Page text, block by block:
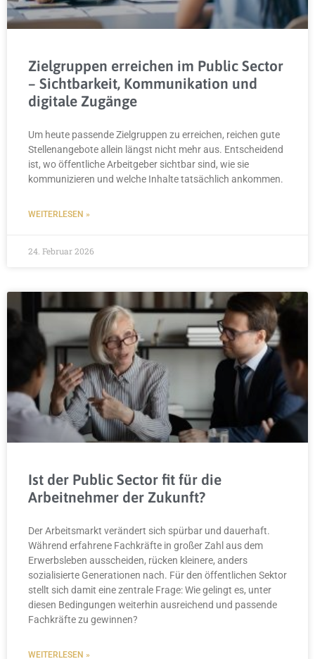
Zielgruppen erreichen im Public Sector
– Sichtbarkeit, Kommunikation und
digitale Zugänge
Um heute passende Zielgruppen zu erreichen, reichen gute
Stellenangebote allein längst nicht mehr aus. Entscheidend
ist, wo öffentliche Arbeitgeber sichtbar sind, wie sie
kommunizieren und welche Inhalte tatsächlich ankommen.
WEITERLESEN »
24. Februar 2026
Ist der Public Sector fit für die
Arbeitnehmer der Zukunft?
Der Arbeitsmarkt verändert sich spürbar und dauerhaft.
Während erfahrene Fachkräfte in großer Zahl aus dem
Erwerbsleben ausscheiden, rücken kleinere, anders
sozialisierte Generationen nach. Für den öffentlichen Sektor
stellt sich damit eine zentrale Frage: Wie gelingt es, unter
diesen Bedingungen weiterhin ausreichend und passende
Fachkräfte zu gewinnen?
WEITERLESEN »